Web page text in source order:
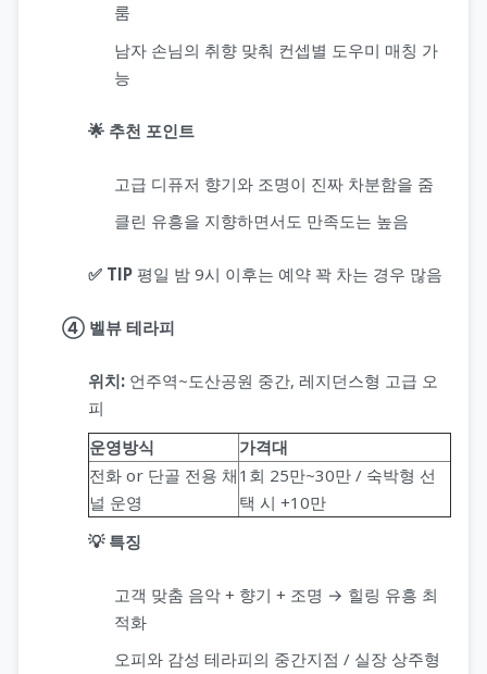
룸
남자 손님의 취향 맞춰 컨셉별 도우미 매칭 가
능
🌟 추천 포인트
고급 디퓨저 향기와 조명이 진짜 차분함을 줌
클린 유흥을 지향하면서도 만족도는 높음
✅ TIP 평일 밤 9시 이후는 예약 꽉 차는 경우 많음
④ 벨뷰 테라피
위치: 언주역~도산공원 중간, 레지던스형 고급 오
피
운영방식
가격대
전화 or 단골 전용 채
널 운영
1회 25만~30만 / 숙박형 선
택 시 +10만
💡 특징
고객 맞춤 음악 + 향기 + 조명 → 힐링 유흥 최
적화
오피와 감성 테라피의 중간지점 / 실장 상주형